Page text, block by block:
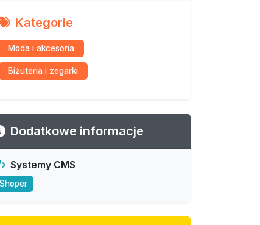
Kategorie
Moda i akcesoria
Biżuteria i zegarki
Dodatkowe informacje
Systemy CMS
Shoper